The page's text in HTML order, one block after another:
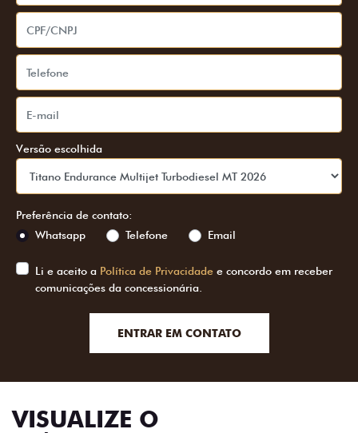
Versão escolhida
Preferência de contato:
Whatsapp
Telefone Email
Li e aceito a Política de Privacidade e concordo em receber
comunicações da concessionária.
ENTRAR EM CONTATO
VISUALIZE O